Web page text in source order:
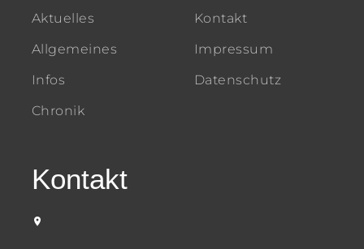
Aktuelles
Allgemeines
Infos
Chronik
Kontakt
Impressum
Datenschutz
Kontakt